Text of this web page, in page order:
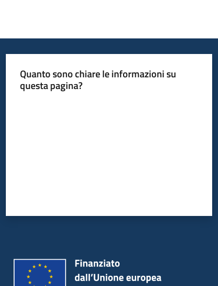
Quanto sono chiare le informazioni su
questa pagina?